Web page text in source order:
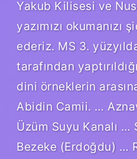
Yakub Kilisesi ve
yazımızı
ederiz. MS 3.
tarafından
dini örneklerin
Abidin Camii. …
Üzüm Suyu Kanalı
Bezeke (Erdoğdu) …